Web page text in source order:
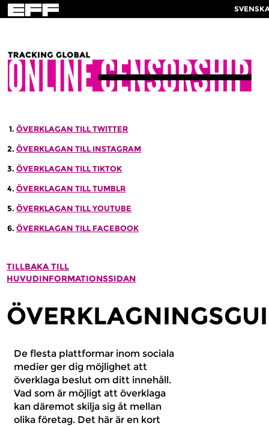
ÖVERKLAGAN TILL TWITTER
ÖVERKLAGAN TILL INSTAGRAM
ÖVERKLAGAN TILL TIKTOK
ÖVERKLAGAN TILL TUMBLR
ÖVERKLAGAN TILL YOUTUBE
ÖVERKLAGAN TILL FACEBOOK
TILLBAKA TILL
HUVUDINFORMATIONSSIDAN
De flesta plattformar inom sociala
medier ger dig möjlighet att
överklaga beslut om ditt innehåll.
Vad som är möjligt att överklaga
kan däremot skilja sig åt mellan
olika företag. Det här är en kort